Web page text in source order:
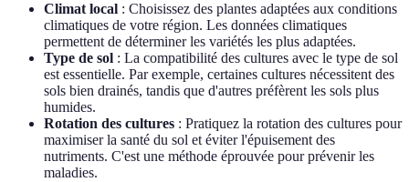
Climat local : Choisissez des plantes adaptées aux conditions
climatiques de votre région. Les données climatiques
permettent de déterminer les variétés les plus adaptées.
Type de sol : La compatibilité des cultures avec le type de sol
est essentielle. Par exemple, certaines cultures nécessitent des
sols bien drainés, tandis que d'autres préfèrent les sols plus
humides.
Rotation des cultures : Pratiquez la rotation des cultures pour
maximiser la santé du sol et éviter l'épuisement des
nutriments. C'est une méthode éprouvée pour prévenir les
maladies.